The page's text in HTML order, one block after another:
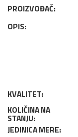
PROIZVOĐAČ:
OPIS:
KVALITET:
KOLIČINA NA
STANJU:
JEDINICA MERE: